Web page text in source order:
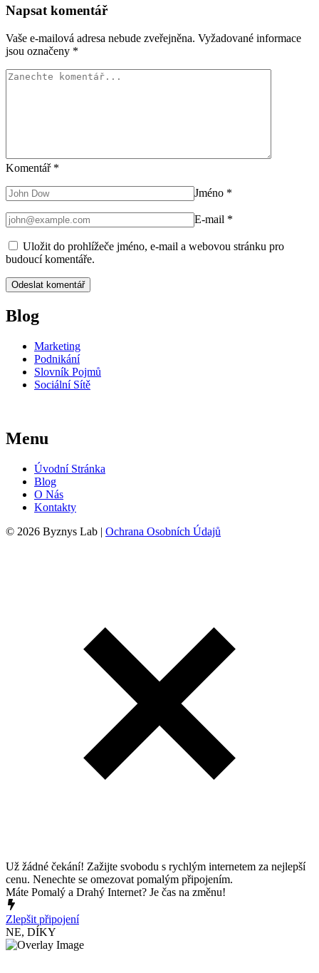
Napsat komentář
Vaše e-mailová adresa nebude zveřejněna. Vyžadované informace
jsou označeny *
Komentář *
Jméno *
E-mail *
Uložit do prohlížeče jméno, e-mail a webovou stránku pro
budoucí komentáře.
Blog
Marketing
Podnikání
Slovník Pojmů
Sociální Sítě
Menu
Úvodní Stránka
Blog
O Nás
Kontakty
© 2026 Byznys Lab | Ochrana Osobních Údajů
Už žádné čekání! Zažijte svobodu s rychlým internetem za nejlepší
cenu. Nenechte se omezovat pomalým připojením.
Máte Pomalý a Drahý Internet? Je čas na změnu!
Zlepšit připojení
NE, DÍKY